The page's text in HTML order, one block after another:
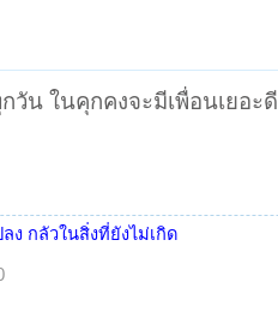
วัน ในคุกคงจะมีเพื่อนเยอะดี
ง กลัวในสิ่งที่ยังไม่เกิด